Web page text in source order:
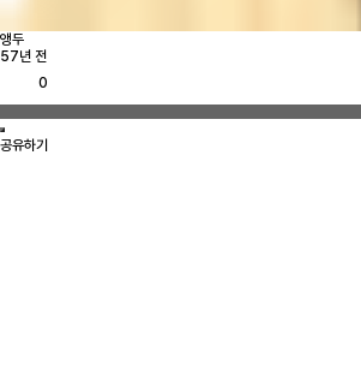
앵두
57년 전
0
공유하기